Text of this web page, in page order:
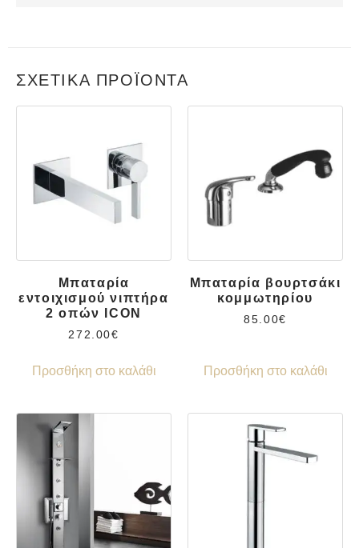
ΣΧΕΤΙΚΆ ΠΡΟΪΌΝΤΑ
Μπαταρία
εντοιχισμού νιπτήρα
2 οπών ICON
272.00€
Προσθήκη στο καλάθι
Μπαταρία βουρτσάκι
κομμωτηρίου
85.00€
Προσθήκη στο καλάθι